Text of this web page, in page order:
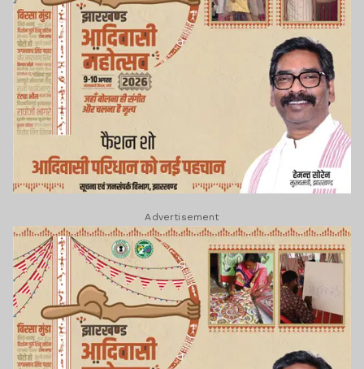
Advertisement